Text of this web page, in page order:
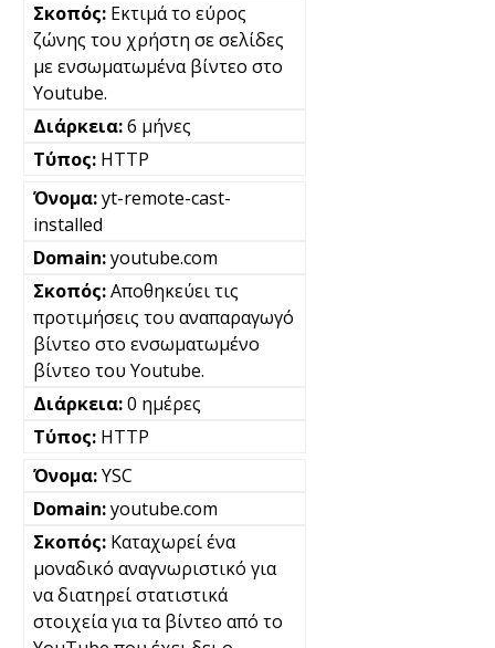
Εκτιμά το εύρος
ζώνης του χρήστη σε σελίδες
με ενσωματωμένα βίντεο στο
Youtube.
6 μήνες
HTTP
yt-remote-cast-
installed
youtube.com
Αποθηκεύει τις
προτιμήσεις του αναπαραγωγό
βίντεο στο ενσωματωμένο
βίντεο του Youtube.
0 ημέρες
HTTP
YSC
youtube.com
Καταχωρεί ένα
μοναδικό αναγνωριστικό για
να διατηρεί στατιστικά
στοιχεία για τα βίντεο από το